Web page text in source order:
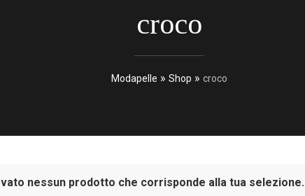
croco
Modapelle » Shop » croco
nessun prodotto che corrisponde alla tua selezione.